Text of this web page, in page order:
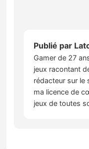
Publié par
Gamer de 27
jeux racontant
rédacteur sur le
ma licence de
jeux de toutes